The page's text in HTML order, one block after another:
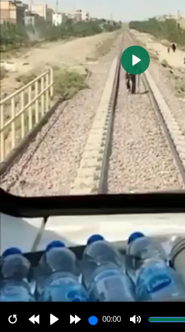
00:00
00:00
پخش